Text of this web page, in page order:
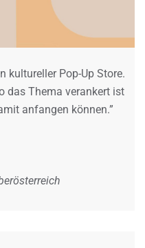
kultureller Pop-Up Store.
das Thema verankert ist
anfangen können.”